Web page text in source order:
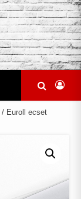
/ Euroll ecset